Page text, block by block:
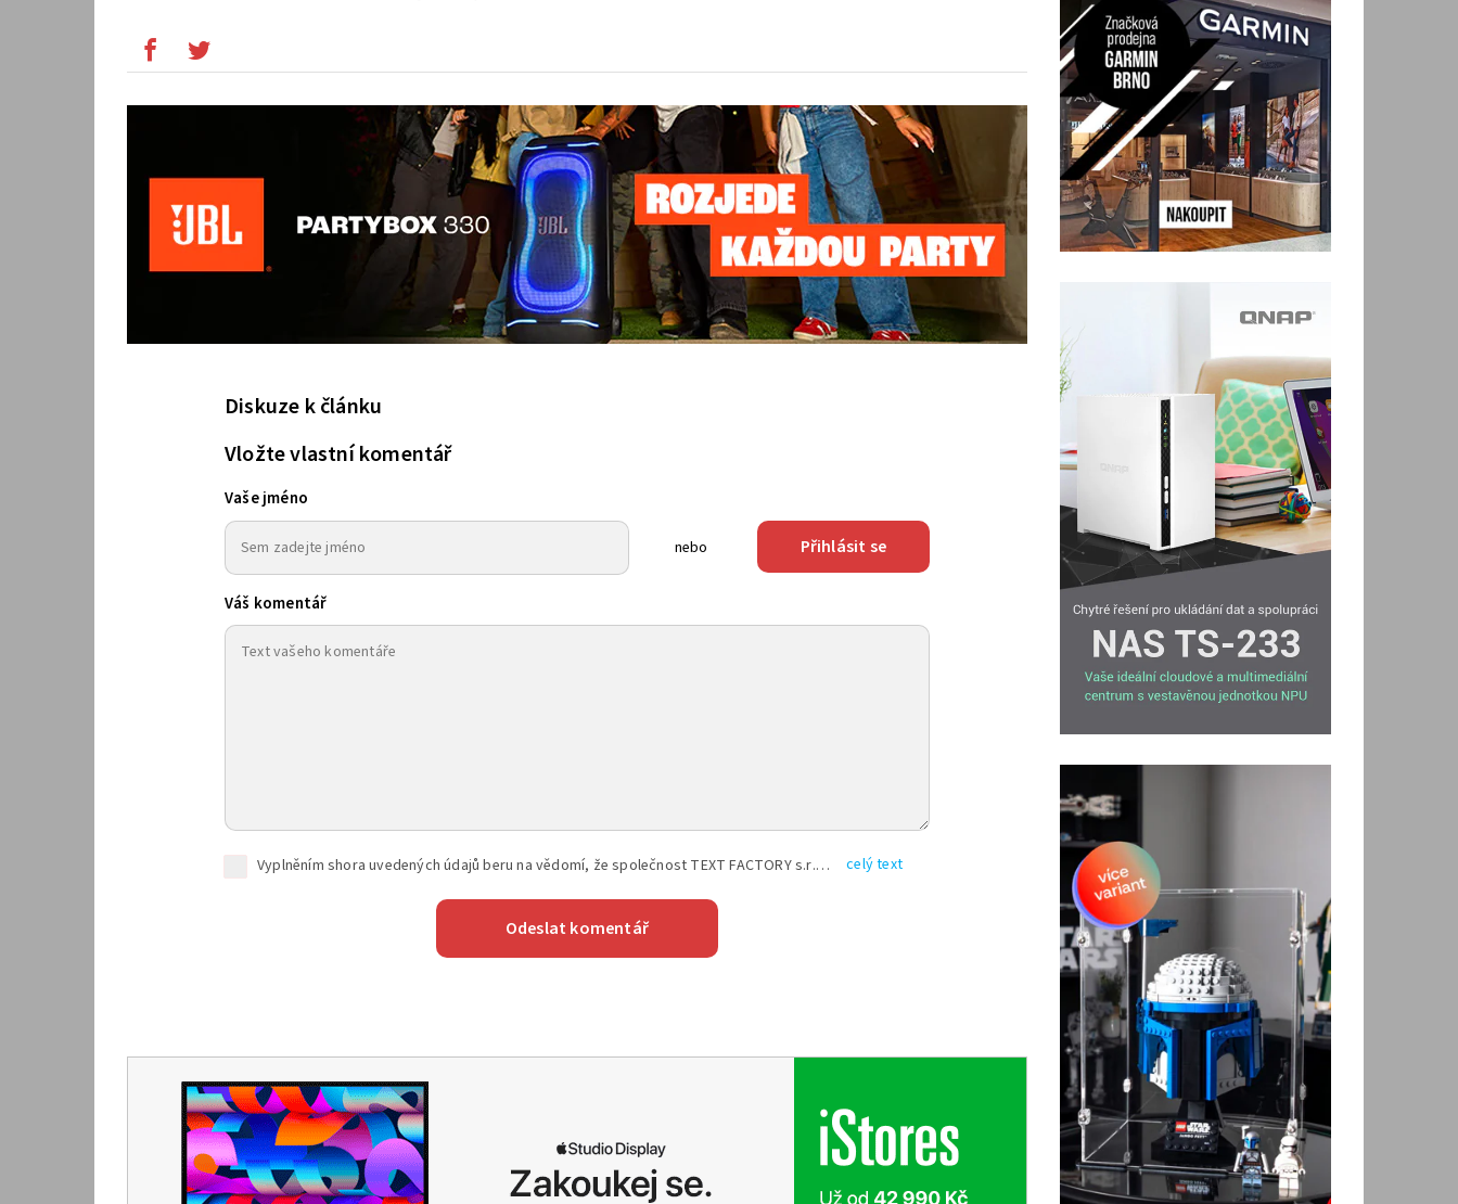
Diskuze k článku
Vložte vlastní komentář
Vaše jméno
nebo Přihlásit se
Váš komentář
Vyplněním shora uvedených údajů beru na vědomí, že společnost TEXT FACTORY s.r.o., sídlem Brno, Durďákova 336/29, Černá Pole, PSČ: 613 00, IČ: 06157831, zapsané u Krajského soudu v Brně, oddíl C, vložka 100399, bude zpracovávat mé osobní údaje uvedené v rámci mnou vyplněného registračního formuláře na základě oprávněných zájmů TEXT FACTORY s.r.o. dle čl. 6 odst. 1 písm. f) GDPR a pro splnění právních povinností (čl. 6 odst. 1 písm. c) GDPR), a to pro tyto účely: nezbytnost zajistit oprávnění návštěvníka webových stránek provozovaných společností TEXT FACTORY s.r.o. přispívat aktivně ke zveřejněným článkům nebo v rámci diskusních fór a výkon práv TEXT FACTORY s.r.o. jako administrátora těchto diskusních fór. Více informací o zpracování osobních údajů a právech lze nalézt v celý text